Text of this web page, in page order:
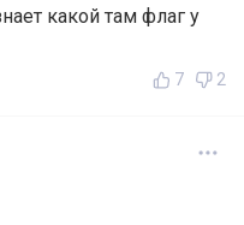
какой там флаг у
7 2